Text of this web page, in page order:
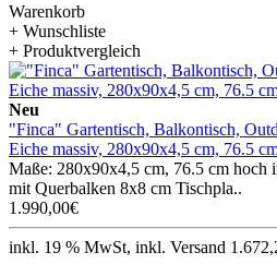
Warenkorb
+ Wunschliste
+ Produktvergleich
Neu
"Finca" Gartentisch, Balkontisch,
Eiche massiv, 280x90x4,5 cm, 76.5
Maße: 280x90x4,5 cm, 76.5 cm hoch
mit Querbalken 8x8 cm Tischpla..
1.990,00€
inkl. 19 % MwSt, inkl. Versand